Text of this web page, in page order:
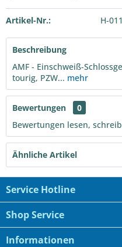
Artikel-Nr.: H-
Beschreibung
AMF - Einschweiß-
tourig, PZW... mehr
Bewertungen
0
Bewertungen lesen,
Ähnliche Artikel
Service Hotline
Shop Service
Informationen